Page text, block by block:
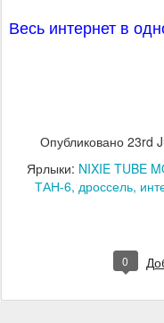
Весь интернет в
Опубликовано 23rd
Ярлыки: NIXIE TUBE
ТАН-6 дроссель
0